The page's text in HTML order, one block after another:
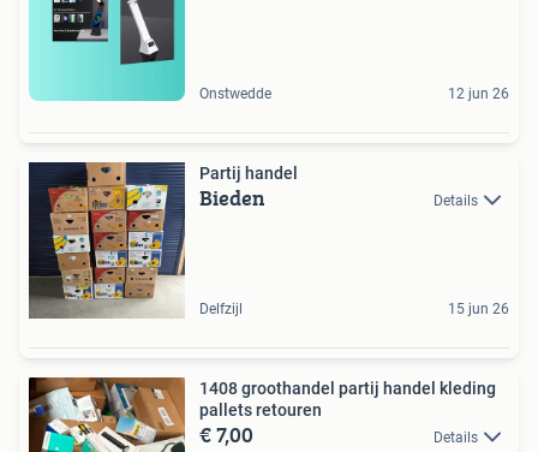
Onstwedde 12 jun 26
Partij handel
Bieden Details
Delfzijl 15 jun 26
1408 groothandel partij handel kleding
pallets retouren
€ 7,00 Details